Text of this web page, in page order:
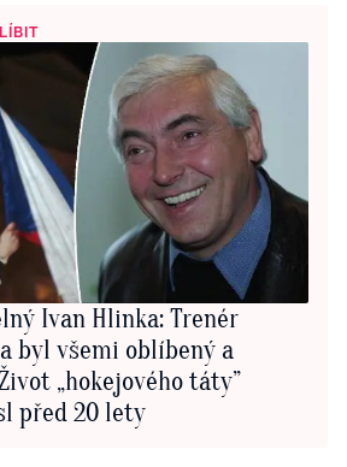
Ivan Hlinka: Trenér
byl všemi oblíbený a
„hokejového táty”
před 20 lety